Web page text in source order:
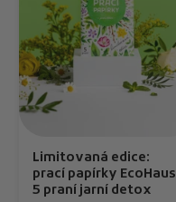
Limitovaná edice:
prací papírky EcoHaus
5 praní jarní detox